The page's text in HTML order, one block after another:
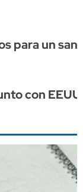
para un
con